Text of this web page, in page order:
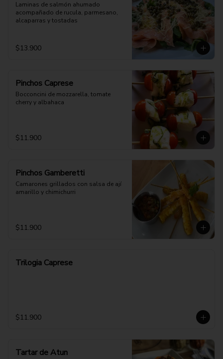
Laminas de salmón ahumado
acompañado de rucula, parmesano,
alcaparras y tostadas
$13.900
Pinchos Caprese
Bocconcini de mozzarella, tomate
cherry y albahaca
$11.900
Pinchos Gamberetti
Camarones grillados con salsa de ají
amarillo y chimichurri
$11.900
Trilogia Caprese
$11.900
Tartar de Atun